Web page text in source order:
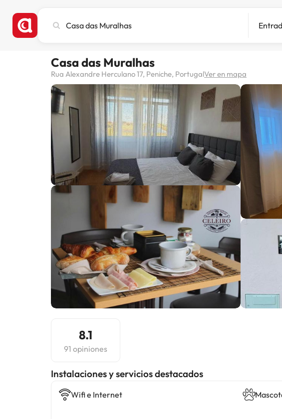
ciudad,
destino
Casa das Muralhas
Rua Alexandre Herculano 17, Peniche, PortugalVer en mapa
8.1
91 opiniones
Instalaciones y servicios destacados
Wifi e Internet